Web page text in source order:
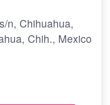
n, Chihuahua,
Chih., Mexico